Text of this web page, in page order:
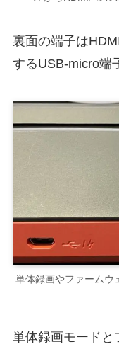
裏面の端子は
するUSB-micro端
単体録画やファームウ
単体録画モードと